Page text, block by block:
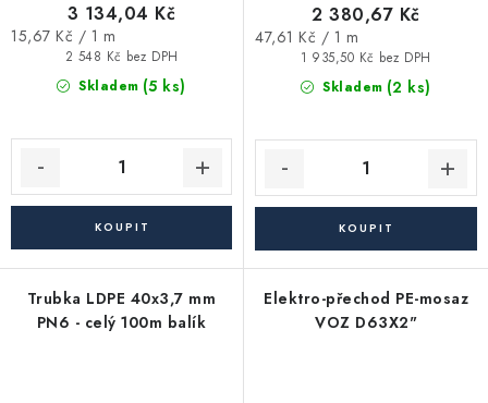
Skladem (5 ks)
2 548 Kč bez DPH
3 134,04 Kč
Měrná
15,67 Kč / 1 m
Skladem (2 ks)
1 935,50 Kč bez DPH
2 380,67 Kč
Měrná
47,61 Kč / 1 m
Trubka LDPE 40x3,7 mm
PN6 - celý 100m balík
Elektro-přechod PE-mosaz
VOZ D63X2"